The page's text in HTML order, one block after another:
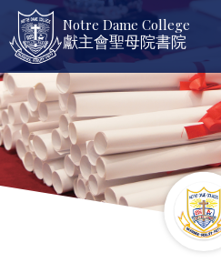
Notre Dame College
獻主會聖母院書院